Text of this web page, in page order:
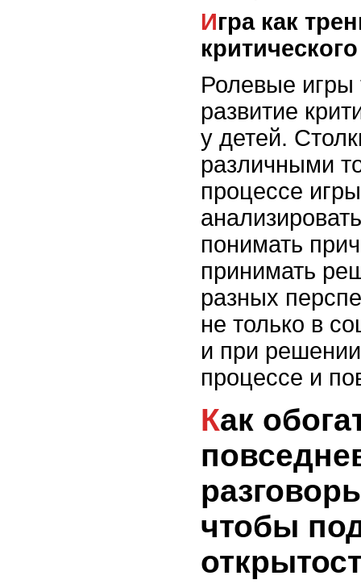
Игра как тренировка
Ролевые игры
развитие
у детей.
различными
процессе
понимать
принимать
разных
не только в
и при
процессе и
Как обогатить
чтобы